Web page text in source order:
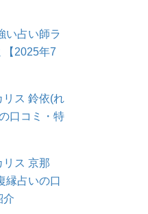
い占い師ラ
【2025年7
リス 鈴依(れ
口コミ・特
リス 京那
縁占いの口
介